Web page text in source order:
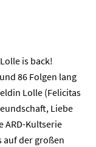
Lolle is back!
86 Folgen lang
Lolle (Felicitas
Liebe
ARD-Kultserie
auf der großen